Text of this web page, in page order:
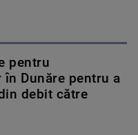
pentru
Dunăre pentru a
debit către